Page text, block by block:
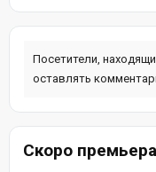
Посетители,
оставлять
Скоро премьера